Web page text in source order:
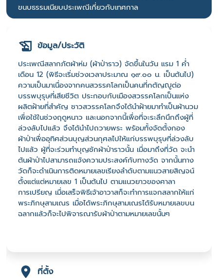
ขนบธรรมเนียบประเพณีเกี่ยวกับเทศกาล
ข้อมูล/ประวัติ
ประเพณีสลากภัตผ้าห่ม (ผ้าป่าราว) จัดขึ้นในวัน แรม 1 ค่ำ
เดือน 12 (พิธีจะเริ่มช่วงเวลาประมาณ ๑๙.๐๐ น. เป็นต้นไป)
ความเป็นมาเนื่องจากคนสวรรคโลกเป็นคนที่กตัญญูต่อ
บรรพบุรุษที่เสียชีวิต ประกอบกับเมืองสวรรคโลกเป็นแห่ง
ผลิตฝ้ายที่สำคัญ ชาวสวรรคโลกจึงได้นำฝ้ายมาทำเป็นผ้านวม
เพื่อใช้ในช่วงฤดูหนาว และนอกจากนี้เพื่อที่จะระลึกนึกถึงผู้ที่
ล่วงลับไปแล้ว จึงได้นำไปถวายพระ พร้อมทั้งจัดตั้งกอง
ผ้าป่าเพื่ออุทิศส่วนบุญส่วนกุศลไปให้แก่บรรพบุรุษที่ล่วงลับ
ไปแล้ว ผู้ที่จะร่วมทำบุญชักผ้าป่าราวนั้น เมื่อมาถึงที่วัด จะนำ
ต้นผ้าป่าไปสามารถแจ้งความประสงค์กับทางวัด จากนั้นทาง
วัดก็จะดำเนินการติดหมายเลขเรียงลำดับตามแนวสายสิญจน์
ตั้งแต่แต่หมายเลข 1 เป็นต้นไป ตามแนวยาวของศาลา
การเปรียญ เมื่อเสร็จพิธีเจ้าอาวาสก็จะทำการแจกสลากให้แก่
พระภิกษุสามเณร เมื่อได้พระภิกษุสามเณรได้รับหมายเลขบน
ฉลากแล้วก็จะไปพิจารณารับผ้าป่าตามหมายเลขนั้นๆ
ที่ตั้ง